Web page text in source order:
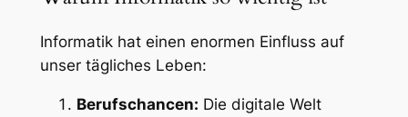
Informatik hat einen enormen Einfluss auf
unser tägliches Leben:
Berufschancen: Die digitale Welt